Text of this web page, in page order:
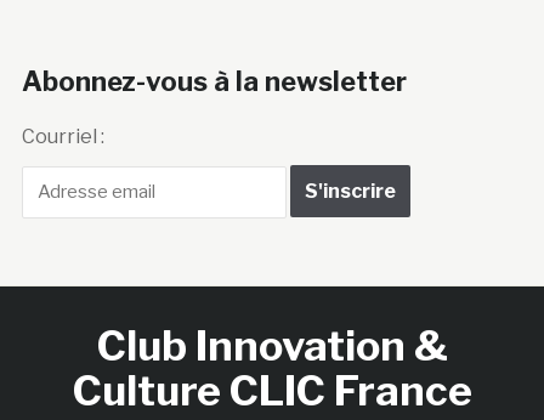
Abonnez-vous à la newsletter
Courriel :
Club Innovation &
Culture CLIC France